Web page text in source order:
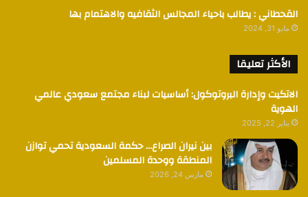
القحطاني : يطالب باحياء المجالس الثقافيه والاهتمام بها
مايو 31, 2024
الأكثر تعليقا
الاتكيت وإدارة البروتوكول: أساسيات لبناء مجتمع سعودي عالمي
الهوية
يناير 22, 2025
بين نيران الصراع… حكمة السعودية تحمي توازن
المنطقة ووحدة المسلمين
مارس 24, 2026